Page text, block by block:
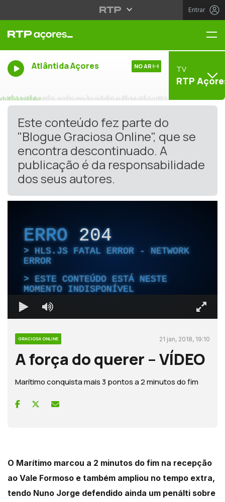
Entrar
Atlântida Açores NO AR TV
RTP
Este conteúdo fez parte do
"Blogue Graciosa Online", que se
encontra descontinuado. A
publicação é da responsabilidade
dos seus autores.
ERRO204
HLS.JS FATAL ERROR - NETWORK
ERROR
ESTE CONTEÚDO ESTÁ NESTE
MOMENTO INDISPONÍVEL
GRACIOSA ONLINE 21 jan, 2018, 19:10
A força do querer – VÍDEO
Marítimo conquista mais 3 pontos a 2 minutos do fim
O Marítimo marcou a 2 minutos do fim na recepção
ao Vale Formoso e também ampliou no tempo extra,
tendo Nuno Jorge defendido ainda um penálti sobre